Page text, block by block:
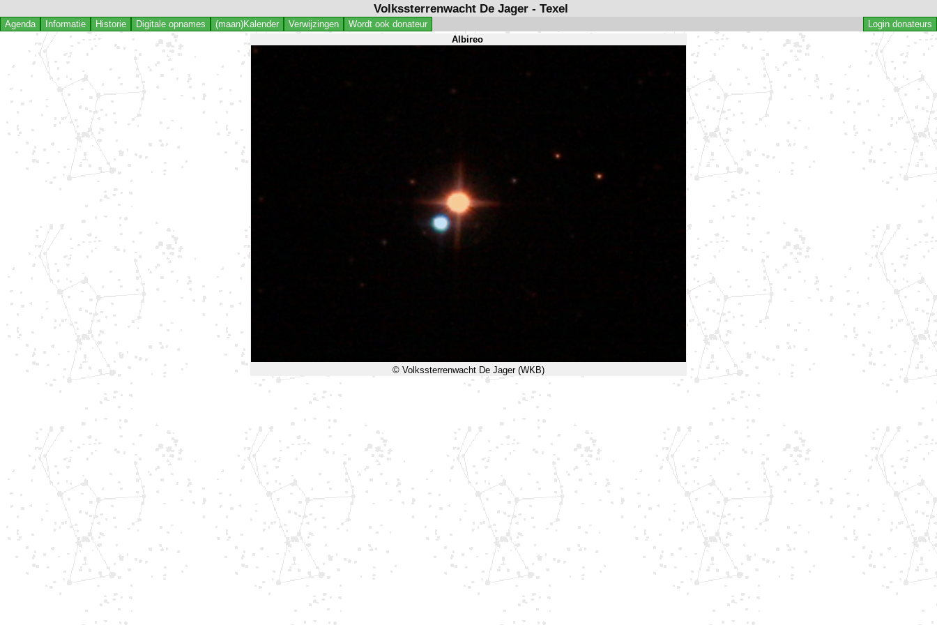
Volkssterrenwacht De Jager - Texel
Agenda Informatie Historie Digitale opnames (maan)Kalender Verwijzingen Wordt ook donateur
Login donateurs
Albireo
© Volkssterrenwacht De Jager (WKB)